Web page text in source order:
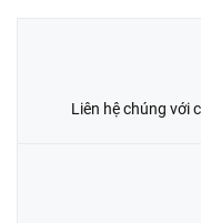
Liên hệ chúng với